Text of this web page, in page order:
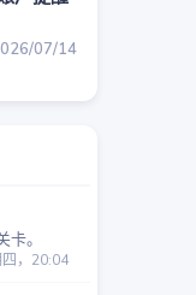
07/14
。
四，20:04